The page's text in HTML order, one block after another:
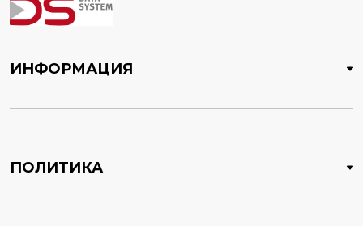
ИНФОРМАЦИЯ
ПОЛИТИКА